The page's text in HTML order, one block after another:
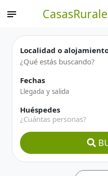
Localidad o
Fechas
Huéspedes
¿Cuántas personas?